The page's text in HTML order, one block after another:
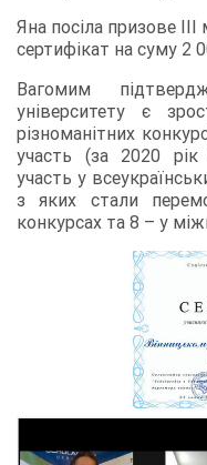
Яна посіла призове
сертифікат на суму 2
Вагомим
університету є
різноманітних
участь (за 2020
участь у
з яких стали
конкурсах та 8 – у